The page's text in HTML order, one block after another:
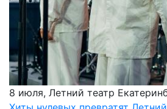
8 июля, Летний театр